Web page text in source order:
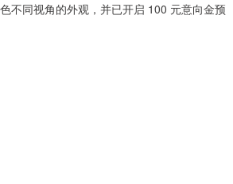
不同视角的外观，并已开启 100 元意向金预